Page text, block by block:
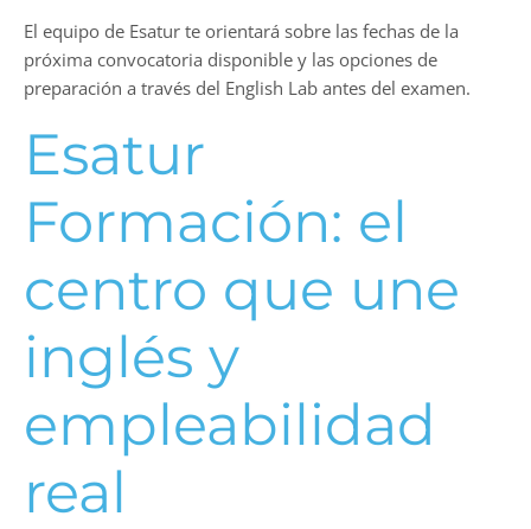
El equipo de Esatur te orientará sobre las fechas de la
próxima convocatoria disponible y las opciones de
preparación a través del English Lab antes del examen.
Esatur
Formación: el
centro que une
inglés y
empleabilidad
real